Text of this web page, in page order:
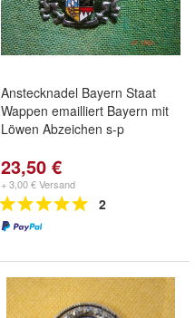
Anstecknadel Bayern Staat
Wappen emailliert Bayern mit
Löwen Abzeichen s-p
23,50 €
+ 3,00 € Versand
2